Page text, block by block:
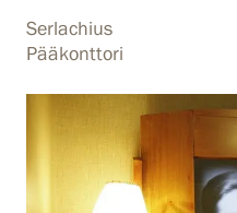
Tule meille
Näyttelyt
Palvelumme
Kokoelmat ja museo
Serlachius Residenssi
SERLACHIUS+
search
Serlachius
Pääkonttori